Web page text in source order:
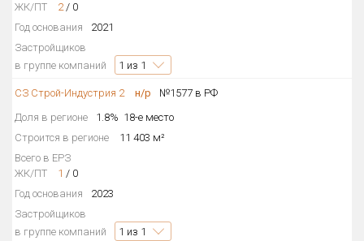
ЖК/ПТ
2/ 0
Год основания
2021
Застройщиков
в группе компаний
1 из 1
СЗ Строй-Индустрия 2 н/р
№1577 в РФ
Доля в регионе
1.8% 18-е место
Строится в регионе
11 403 м²
Всего в ЕРЗ
ЖК/ПТ
1 / 0
Год основания
2023
Застройщиков
в группе компаний
1 из 1